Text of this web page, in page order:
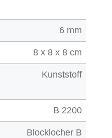
6 mm
8 x 8 x 8 cm
Kunststoff
B 2200
Blocklocher B